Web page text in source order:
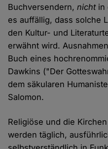
Buchversendern,nichtin
es auffällig, dass solche
den Kultur- und
erwähnt wird.
Buch eines
Dawkins ("Der
dem säkularen
Salomon.
Religiöse und die
werden täglich,